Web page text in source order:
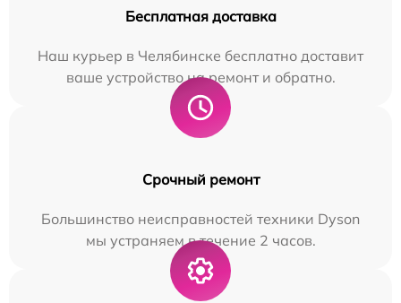
Бесплатная доставка
Наш курьер в Челябинске бесплатно доставит
ваше устройство на ремонт и обратно.
Срочный ремонт
Большинство неисправностей техники Dyson
мы устраняем в течение 2 часов.